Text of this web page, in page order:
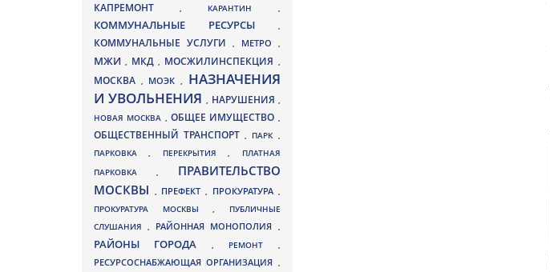
КАПРЕМОНТ , КАРАНТИН ,
КОММУНАЛЬНЫЕ РЕСУРСЫ ,
КОММУНАЛЬНЫЕ УСЛУГИ , МЕТРО ,
МЖИ, МКД , МОСЖИЛИНСПЕКЦИЯ ,
МОСКВА , МОЭК ,
НАЗНАЧЕНИЯ
И УВОЛЬНЕНИЯ , НАРУШЕНИЯ ,
НОВАЯ МОСКВА , ОБЩЕЕ ИМУЩЕСТВО ,
ОБЩЕСТВЕННЫЙ ТРАНСПОРТ, ПАРК ,
ПАРКОВКА, ПЕРЕКРЫТИЯ,
ПЛАТНАЯ
ПАРКОВКА ,
ПРАВИТЕЛЬСТВО
МОСКВЫ , ПРЕФЕКТ, ПРОКУРАТУРА ,
ПРОКУРАТУРА МОСКВЫ ,
ПУБЛИЧНЫЕ
СЛУШАНИЯ, РАЙОННАЯ МОНОПОЛИЯ ,
РАЙОНЫ ГОРОДА , РЕМОНТ ,
РЕСУРСОСНАБЖАЮЩАЯ ОРГАНИЗАЦИЯ ,